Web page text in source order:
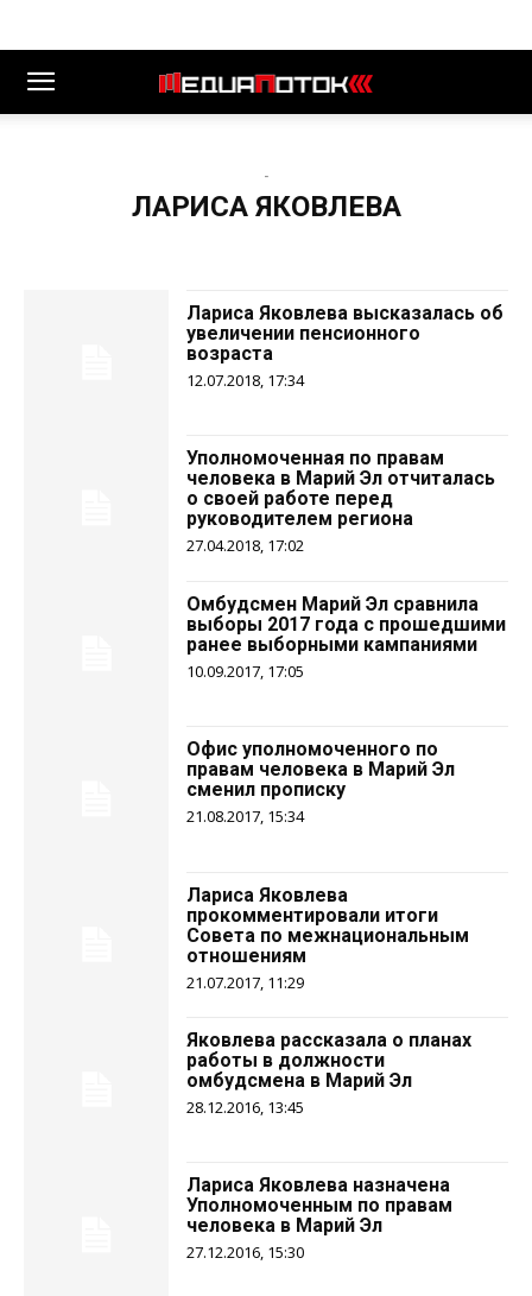
-
ЛАРИСА ЯКОВЛЕВА
Лариса Яковлева высказалась об
увеличении пенсионного
возраста
12.07.2018, 17:34
Уполномоченная по правам
человека в Марий Эл отчиталась
о своей работе перед
руководителем региона
27.04.2018, 17:02
Омбудсмен Марий Эл сравнила
выборы 2017 года с прошедшими
ранее выборными кампаниями
10.09.2017, 17:05
Офис уполномоченного по
правам человека в Марий Эл
сменил прописку
21.08.2017, 15:34
Лариса Яковлева
прокомментировали итоги
Совета по межнациональным
отношениям
21.07.2017, 11:29
Яковлева рассказала о планах
работы в должности
омбудсмена в Марий Эл
28.12.2016, 13:45
Лариса Яковлева назначена
Уполномоченным по правам
человека в Марий Эл
27.12.2016, 15:30